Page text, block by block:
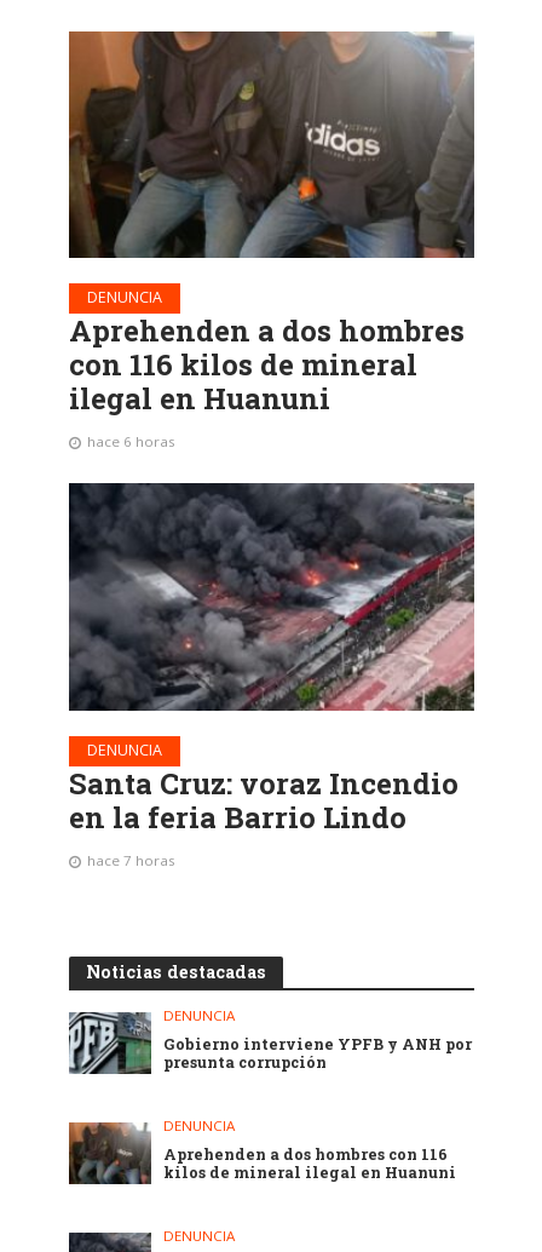
DENUNCIA
Aprehenden a dos hombres
con 116 kilos de mineral
ilegal en Huanuni
hace 6 horas
DENUNCIA
Santa Cruz: voraz Incendio
en la feria Barrio Lindo
hace 7 horas
Noticias destacadas
DENUNCIA
Gobierno interviene YPFB y ANH por
presunta corrupción
DENUNCIA
Aprehenden a dos hombres con 116
kilos de mineral ilegal en Huanuni
DENUNCIA